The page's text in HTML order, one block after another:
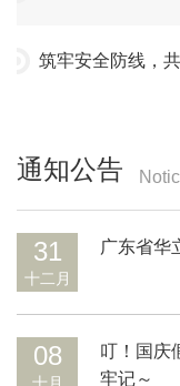
筑牢安全防线，
通知公告
31
十二月
广东省华
08
十月
叮！国庆
牢记～